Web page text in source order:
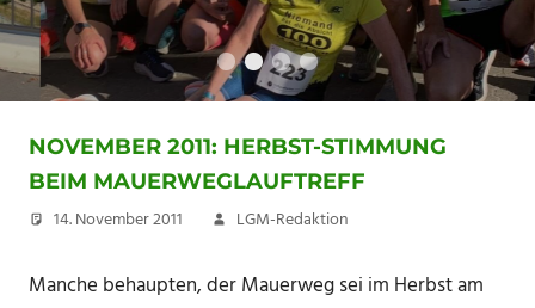
Kommentare
NOVEMBER 2011: HERBST-STIMMUNG
BEIM MAUERWEGLAUFTREFF
14. November 2011 LGM-Redaktion
Manche behaupten, der Mauerweg sei im Herbst am